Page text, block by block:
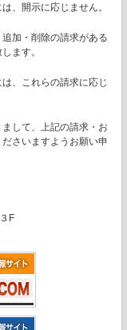
、開示に応じません。
加・削除の請求がある
ます。
、これらの請求に応じ
して、上記の請求・お
さいますようお願い申
F